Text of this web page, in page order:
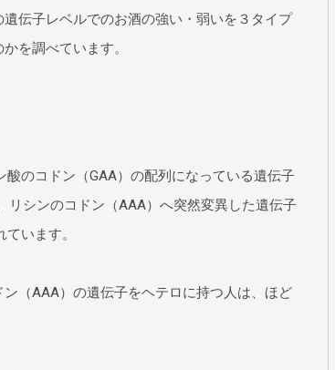
伝子レベルでのお酒の強い・弱いを３タイプ
を調べています。
のコドン（GAA）の配列になっている遺伝子
リシンのコドン（AAA）へ突然変異した遺伝子
います。
（AAA）の遺伝子をヘテロに持つ人は、ほど